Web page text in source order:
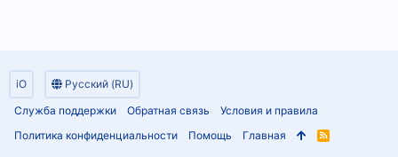
iO
Русский (RU)
Служба поддержки
Обратная связь
Условия и правила
Политика конфиденциальности
Помощь Главная
R